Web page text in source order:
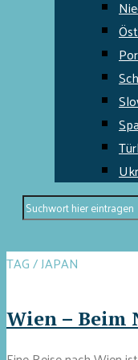
TAG / JAPAN
Wien – Beim